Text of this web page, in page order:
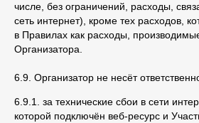
числе, без ограничений, расходы,
сеть интернет), кроме тех расходов,
в Правилах как расходы,
Организатора.
6.9. Организатор не несёт
6.9.1. за технические сбои в сети
которой подключён веб-ресурс и